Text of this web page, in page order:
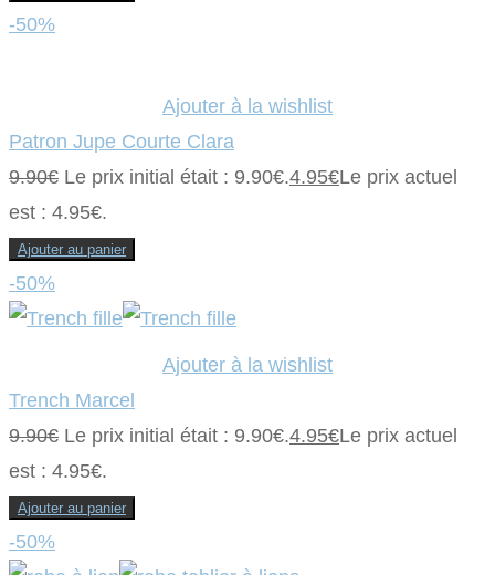
-50%
Ajouter à la wishlist
Patron Jupe Courte Clara
9.90€ Le prix initial était : 9.90€.4.95€Le prix actuel
est : 4.95€.
Ajouter au panier
-50%
Ajouter à la wishlist
Trench Marcel
9.90€ Le prix initial était : 9.90€.4.95€Le prix actuel
est : 4.95€.
Ajouter au panier
-50%